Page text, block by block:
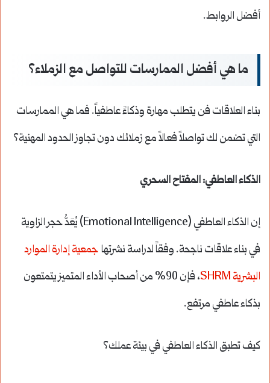
أفضل الروابط.
ما هي أفضل الممارسات للتواصل مع الزملاء؟
بناء العلاقات فن يتطلب مهارة وذكاءً عاطفياً. فما هي الممارسات
التي تضمن لك تواصلاً فعالاً مع زملائك دون تجاوز الحدود المهنية؟
الذكاء العاطفي: المفتاح السحري
إن الذكاء العاطفي (Emotional Intelligence) يُعَدُّ حجر الزاوية
في بناء علاقات ناجحة. وفقاً لدراسة نشرتها جمعية إدارة الموارد
البشرية SHRM
، فإن 90% من أصحاب الأداء المتميز يتمتعون
بذكاء عاطفي مرتفع.
كيف تطبق الذكاء العاطفي في بيئة عملك؟